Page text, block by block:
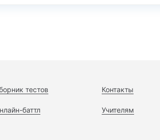
тестов
баттл
Контакты
Учителям